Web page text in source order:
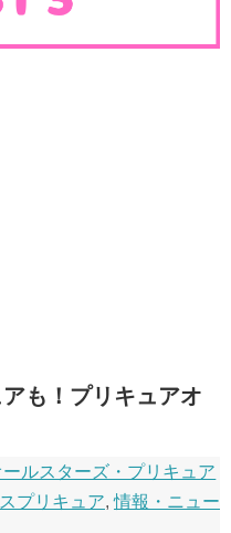
も！プリキュアオ
ルスターズ・プリキュア
プリキュア,情報・ニュー